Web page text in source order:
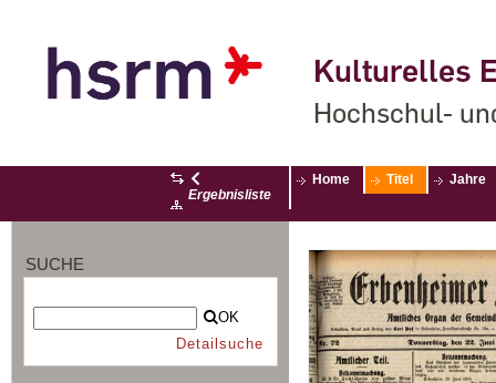
Kulturelles
Hochschul-
Ergebnisliste
Home Titel Jahre
SUCHE
OK
Detailsuche